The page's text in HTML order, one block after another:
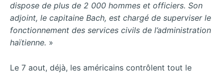
dispose de plus de 2 000 hommes et officiers. Son
adjoint, le capitaine Bach, est chargé de superviser le
fonctionnement des services civils de l’administration
haïtienne. »
Le 7 aout, déjà, les américains contrôlent tout le